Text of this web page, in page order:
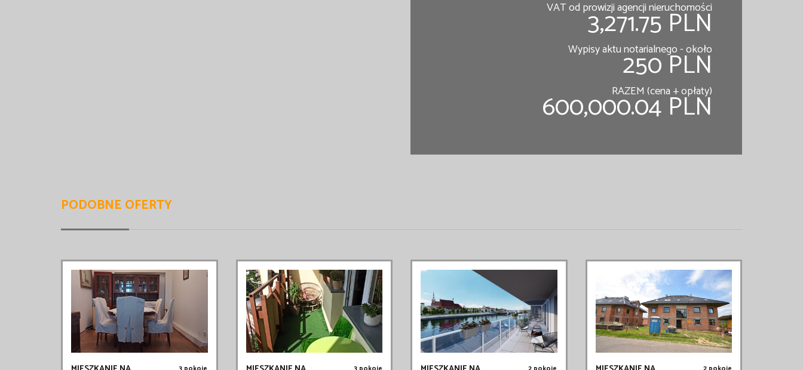
VAT od prowizji agencji nieruchomości
3,271.75 PLN
Wypisy aktu notarialnego - około
250 PLN
RAZEM (cena + opłaty)
600,000.04 PLN
PODOBNE OFERTY